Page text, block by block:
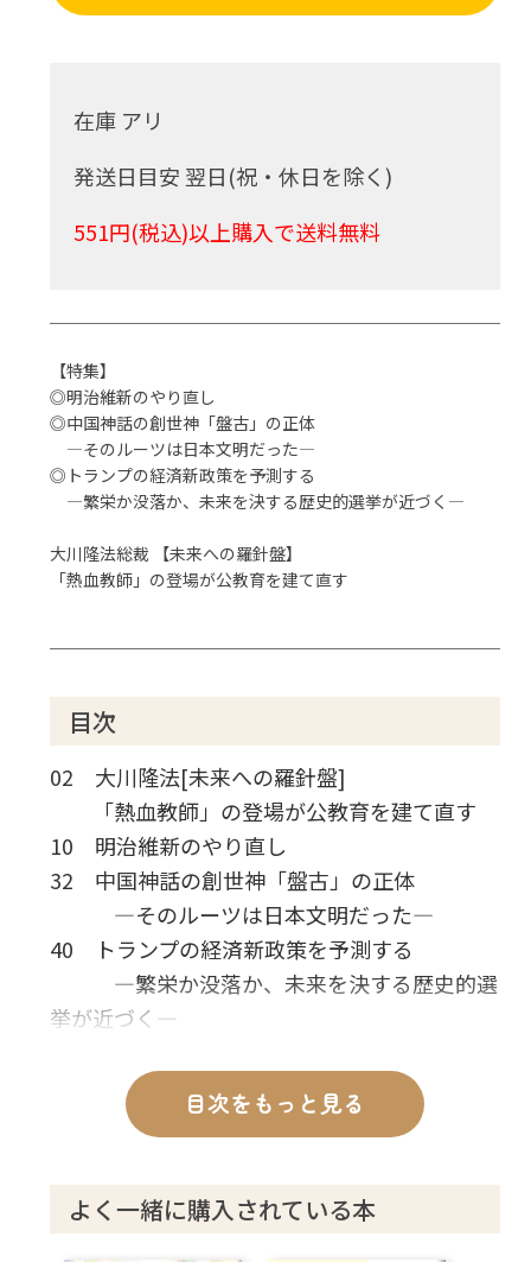
在庫 アリ
発送日目安 翌日(祝・休日を除く)
551円(税込)以上購入で送料無料
【特集】
◎明治維新のやり直し
◎中国神話の創世神「盤古」の正体
―そのルーツは日本文明だった―
◎トランプの経済新政策を予測する
―繁栄か没落か、未来を決する歴史的選挙が近づく―
大川隆法総裁 【未来への羅針盤】
「熱血教師」の登場が公教育を建て直す
目次
02 大川隆法[未来への羅針盤]
「熱血教師」の登場が公教育を建て直す
10 明治維新のやり直し
32 中国神話の創世神「盤古」の正体
―そのルーツは日本文明だった―
40 トランプの経済新政策を予測する
―繁栄か没落か、未来を決する歴史的選
挙が近づく―
64 原発を動かして家計を楽にしませんか?
係
74 釈量子の志士奮迅
目次をもっと見る
よく一緒に購入されている本